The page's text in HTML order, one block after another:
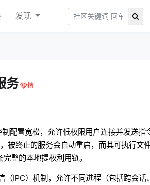
发现
务
配置宽松，允许低权限用户连接并发送指
被终止的服务会自动重启，而其可执行文
整的本地提权利用链。
（IPC）机制，允许不同进程（包括跨会话